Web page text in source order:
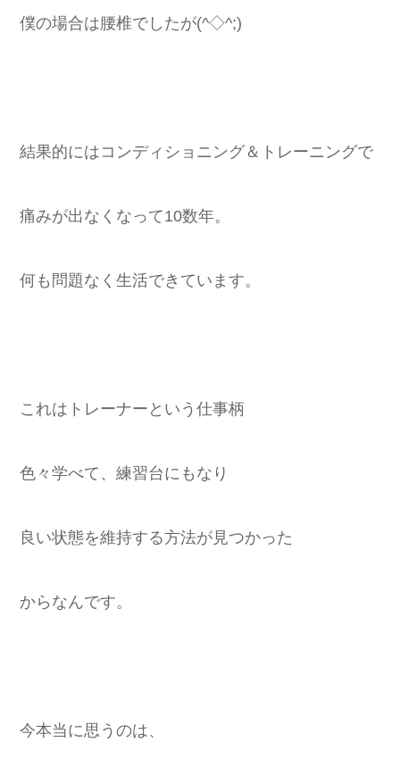
僕の場合は腰椎でしたが(^◇^;)
結果的にはコンディショニング＆トレーニングで
痛みが出なくなって10数年。
何も問題なく生活できています。
これはトレーナーという仕事柄
色々学べて、練習台にもなり
良い状態を維持する方法が見つかった
からなんです。
今本当に思うのは、